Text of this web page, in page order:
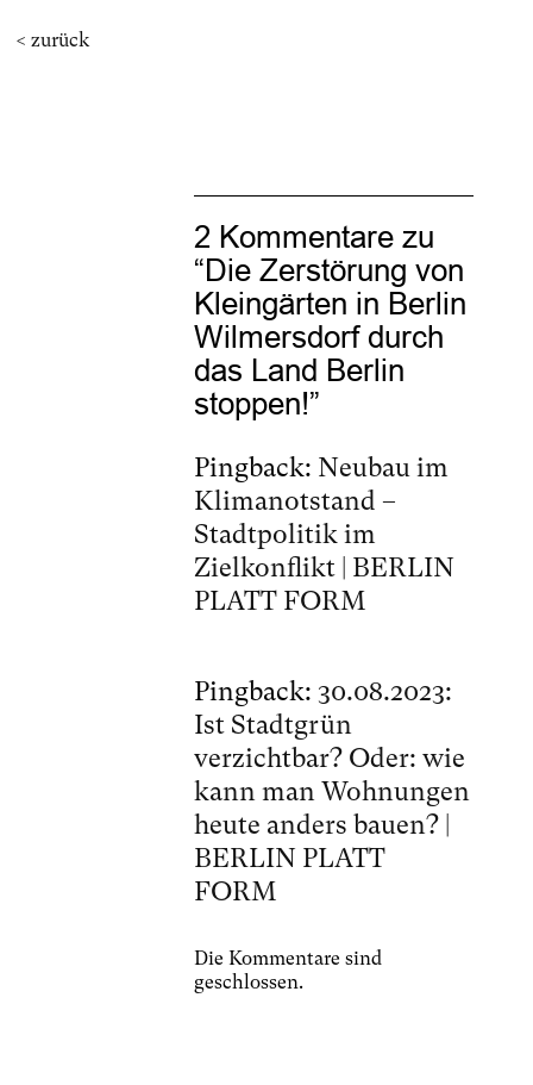
< zurück
2 Kommentare zu
“Die Zerstörung von
Kleingärten in Berlin
Wilmersdorf durch
das Land Berlin
stoppen!”
Pingback: Neubau im
Klimanotstand –
Stadtpolitik im
Zielkonflikt | BERLIN
PLATT FORM
Pingback: 30.08.2023:
Ist Stadtgrün
verzichtbar? Oder: wie
kann man Wohnungen
heute anders bauen? |
BERLIN PLATT
FORM
Die Kommentare sind
geschlossen.